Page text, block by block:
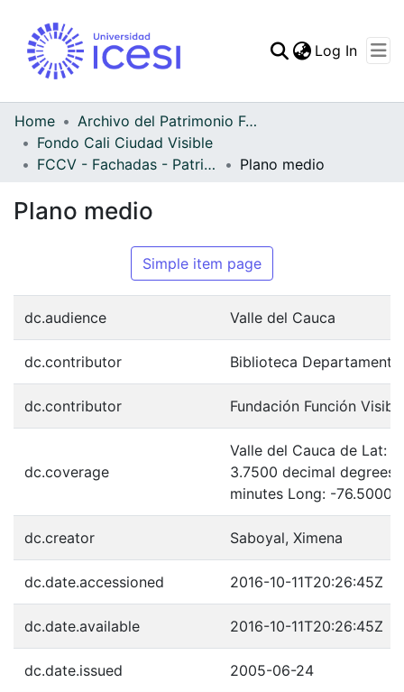
Log In
Home
Archivo del Patrimonio Fotográfico y Fílmico del Valle del Cauca
Fondo Cali Ciudad Visible
FCCV - Fachadas - Patrimonial
Plano medio
Plano medio
Simple item page
dc.audience Valle del Cauca
dc.contributor Biblioteca
dc.contributor Fundación Función
dc.coverage
Valle del Cauca de Lat:
3.7500 decimal degrees
minutes Long: -76.5000
dc.creator Saboyal, Ximena
dc.date.accessioned 2016-10-11T20:26:45Z
dc.date.available 2016-10-11T20:26:45Z
dc.date.issued 2005-06-24